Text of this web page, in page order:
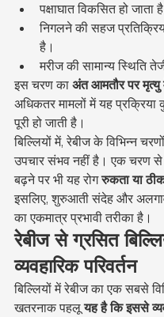
पक्षाघात विकसित हो जाता
निगलने की सहज
है।
मरीज की सामान्य स्थिति
इस चरण का अंत आमतौर पर मृत्यु
अधिकतर मामलों में यह प्रक्रिया
पूरी हो जाती है।
बिल्लियों में, रेबीज के विभिन्न
उपचार संभव नहीं है। एक चरण
बढ़ने पर भी यह रोग रुकता या
इसलिए, शुरुआती संदेह और
का एकमात्र प्रभावी तरीका है।
रेबीज से ग्रसित
व्यवहारिक परिवर्तन
बिल्लियों में रेबीज का एक सबसे
खतरनाक पहलू यह है कि इससे